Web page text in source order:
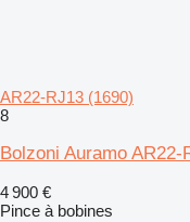
AR22-RJ13 (1690)
8
Bolzoni Auramo AR22-
4 900 €
Pince à bobines